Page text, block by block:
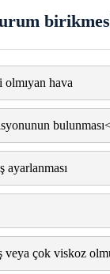
hava
ayarlanması
veya çok viskoz